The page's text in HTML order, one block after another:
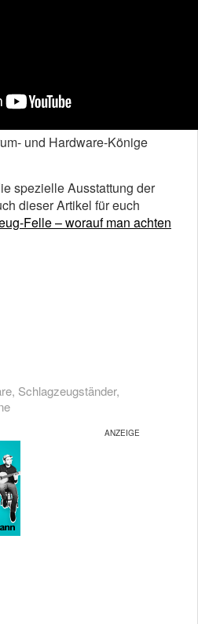
und Hardware-Könige
spezielle Ausstattung der
dieser Artikel für euch
Felle – worauf man achten
, Schlagzeugständer,